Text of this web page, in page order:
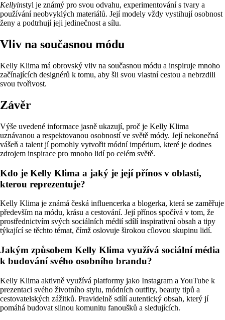
Kellyinstyl je známý pro svou odvahu, experimentování s tvary a
používání neobvyklých materiálů. Její modely vždy vystihují osobnost
ženy a podtrhují jeji jedinečnost a sílu.
Vliv na současnou módu
Kelly Klima má obrovský vliv na současnou módu a inspiruje mnoho
začínajících designérů k tomu, aby šli svou vlastní cestou a nebrzdili
svou tvořivost.
Závěr
Výše uvedené informace jasně ukazují, proč je Kelly Klima
uznávanou a respektovanou osobností ve světě módy. Její nekonečná
vášeň a talent jí pomohly vytvořit módní impérium, které je dodnes
zdrojem inspirace pro mnoho lidí po celém světě.
Kdo je Kelly Klima a jaký je její přínos v oblasti,
kterou reprezentuje?
Kelly Klima je známá česká influencerka a blogerka, která se zaměřuje
především na módu, krásu a cestování. Její přínos spočívá v tom, že
prostřednictvím svých sociálních médií sdílí inspirativní obsah a tipy
týkající se těchto témat, čímž oslovuje širokou cílovou skupinu lidí.
Jakým způsobem Kelly Klima využívá sociální média
k budování svého osobního brandu?
Kelly Klima aktivně využívá platformy jako Instagram a YouTube k
prezentaci svého životního stylu, módních outfity, beauty tipů a
cestovatelských zážitků. Pravidelně sdílí autentický obsah, který jí
pomáhá budovat silnou komunitu fanoušků a sledujících.